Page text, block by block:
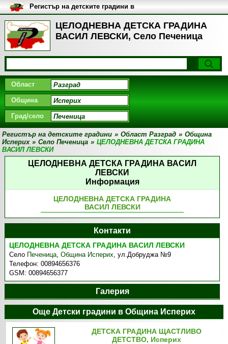
ЦЕЛОДНЕВНА ДЕТСКА ГРАДИНА
ВАСИЛ ЛЕВСКИ, Село Печеница
Регистър на детските градини в
България
Област
Община
Град/село
Регистър на детските градини » Област Разград » Община
Исперих » Село Печеница » ЦЕЛОДНЕВНА ДЕТСКА ГРАДИНА
ВАСИЛ ЛЕВСКИ
ЦЕЛОДНЕВНА ДЕТСКА ГРАДИНА ВАСИЛ
ЛЕВСКИ
Информация
ЦЕЛОДНЕВНА ДЕТСКА ГРАДИНА
ВАСИЛ ЛЕВСКИ
Контакти
ЦЕЛОДНЕВНА ДЕТСКА ГРАДИНА ВАСИЛ ЛЕВСКИ
Село Печеница,Община Исперих,ул.Добруджа №9
Телефон:00894656376
GSM:00894656377
Галерия
Още Детски градини в Община Исперих
ДЕТСКА ГРАДИНА ЩАСТЛИВО
ДЕТСТВО, Исперих